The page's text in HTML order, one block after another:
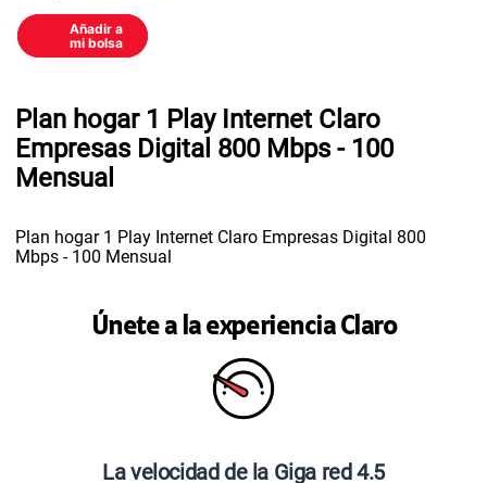
Añadir a
mi bolsa
Plan hogar 1 Play Internet Claro
Empresas Digital 800 Mbps - 100
Mensual
Plan hogar 1 Play Internet Claro Empresas Digital 800
Mbps - 100 Mensual
Únete a la experiencia Claro
La velocidad de la Giga red 4.5